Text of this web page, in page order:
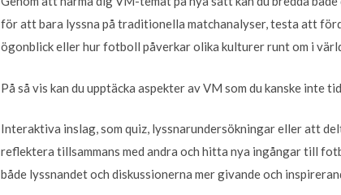
för att bara lyssna på traditionella matchanalyser, testa att
ögonblick eller hur fotboll påverkar olika kulturer runt om i
På så vis kan du upptäcka aspekter av VM som du kanske inte
Interaktiva inslag, som quiz, lyssnarundersökningar eller att
reflektera tillsammans med andra och hitta nya ingångar till
både lyssnandet och diskussionerna mer givande och